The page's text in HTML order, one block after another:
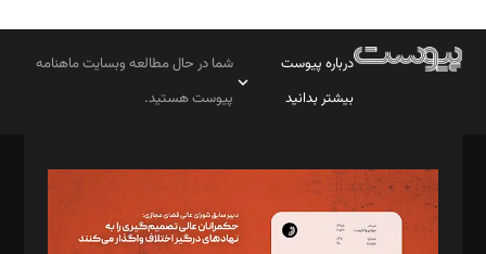
درباره پیوست
بیشتر بدانید
شما در حال مطالعه وبسایت ماهنامه
پیوست هستید.
مدیر مسئول: محمدباقر اثنی‌عشری
سردبیر: مهرک محمودی
دبیر تحریریه: میثم قاسمی